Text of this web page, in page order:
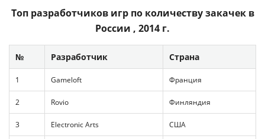
Топ разработчиков игр по количеству закачек в
России , 2014 г.
№ Разработчик Страна
1 Gameloft Франция
2 Rovio Финляндия
3 Electronic Arts США